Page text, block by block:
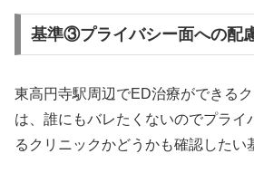
基準③プライバシー面への配
東高円寺駅周辺でED治療ができる
は、誰にもバレたくないのでプライ
るクリニックかどうかも確認したい